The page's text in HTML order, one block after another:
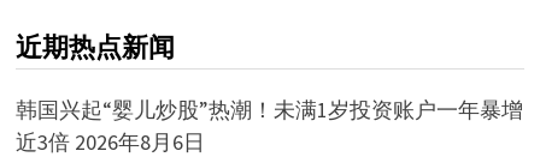
近期热点新闻
韩国兴起“婴儿炒股”热潮！未满1岁投资账户一年暴增
近3倍 2026年8月6日